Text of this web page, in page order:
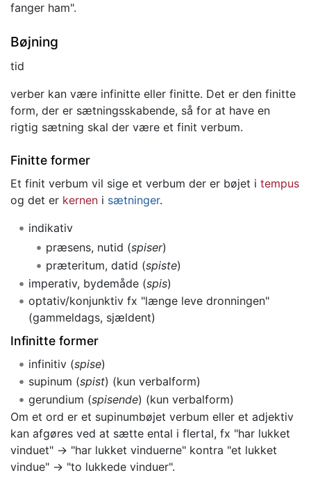
fanger ham".
Bøjning
tid
verber kan være infinitte eller finitte. Det er den finitte
form, der er sætningsskabende, så for at have en
rigtig sætning skal der være et finit verbum.
Finitte former
Et finit verbum vil sige et verbum der er bøjet i tempus
og det er kernen i sætninger.
indikativ
præsens, nutid (spiser)
præteritum, datid (spiste)
imperativ, bydemåde (spis)
optativ/konjunktiv fx "længe leve dronningen"
(gammeldags, sjældent)
Infinitte former
infinitiv (spise)
supinum (spist) (kun verbalform)
gerundium (spisende) (kun verbalform)
Om et ord er et supinumbøjet verbum eller et adjektiv
kan afgøres ved at sætte ental i flertal, fx "har lukket
vinduet" → "har lukket vinduerne" kontra "et lukket
vindue" → "to lukkede vinduer".